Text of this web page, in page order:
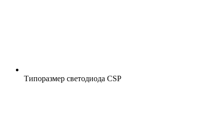
Типоразмер светодиода CSP